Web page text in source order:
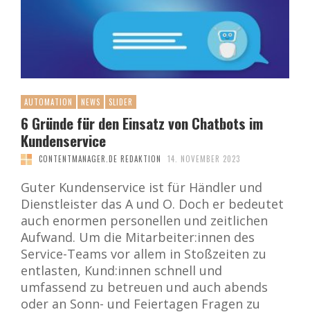
AUTOMATION NEWS SLIDER
6 Gründe für den Einsatz von Chatbots im
Kundenservice
CONTENTMANAGER.DE REDAKTION 14. NOVEMBER 2023
Guter Kundenservice ist für Händler und
Dienstleister das A und O. Doch er bedeutet
auch enormen personellen und zeitlichen
Aufwand. Um die Mitarbeiter:innen des
Service-Teams vor allem in Stoßzeiten zu
entlasten, Kund:innen schnell und
umfassend zu betreuen und auch abends
oder an Sonn- und Feiertagen Fragen zu